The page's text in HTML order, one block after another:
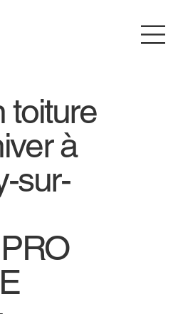
toiture
à
sur-